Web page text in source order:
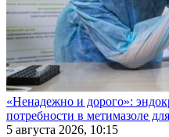
«Ненадежно и дорого»:
потребности в метимазоле
5 августа 2026, 10:15